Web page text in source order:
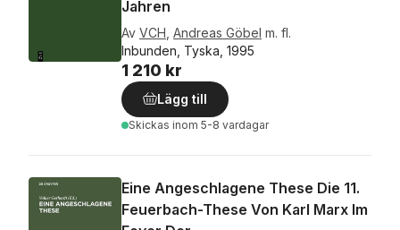
Jahren
Av VCH Andreas Göbel m. fl.
Inbunden, Tyska, 1995
1 210 kr
Lägg till
Skickas inom 5-8 vardagar
Eine Angeschlagene These Die 11.
Feuerbach-These Von Karl Marx Im